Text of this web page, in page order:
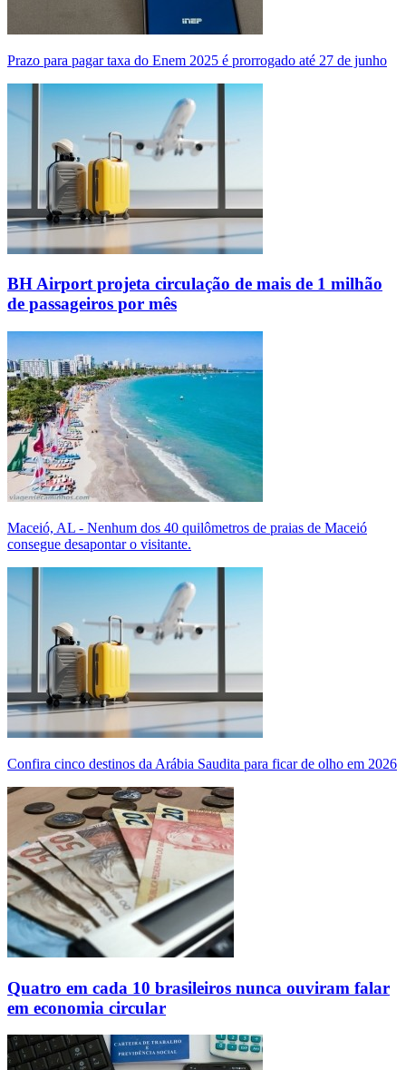
Prazo para pagar taxa do Enem 2025 é prorrogado até 27 de junho
BH Airport projeta circulação de mais de 1 milhão
de passageiros por mês
Maceió, AL - Nenhum dos 40 quilômetros de praias de Maceió
consegue desapontar o visitante.
Confira cinco destinos da Arábia Saudita para ficar de olho em 2026
Quatro em cada 10 brasileiros nunca ouviram falar
em economia circular